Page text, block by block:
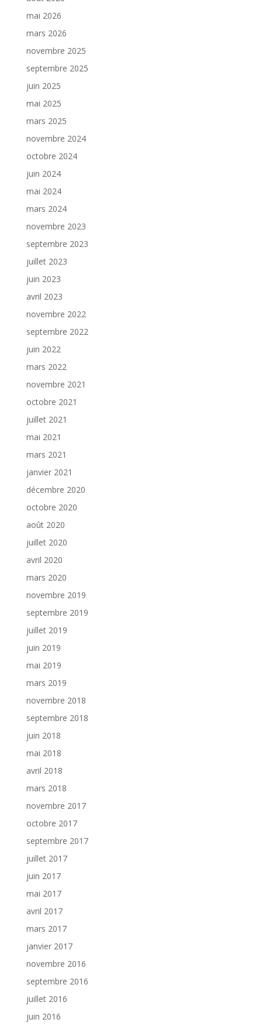
mai 2026
mars 2026
novembre 2025
septembre 2025
juin 2025
mai 2025
mars 2025
novembre 2024
octobre 2024
juin 2024
mai 2024
mars 2024
novembre 2023
septembre 2023
juillet 2023
juin 2023
avril 2023
novembre 2022
septembre 2022
juin 2022
mars 2022
novembre 2021
octobre 2021
juillet 2021
mai 2021
mars 2021
janvier 2021
décembre 2020
octobre 2020
août 2020
juillet 2020
avril 2020
mars 2020
novembre 2019
septembre 2019
juillet 2019
juin 2019
mai 2019
mars 2019
novembre 2018
septembre 2018
juin 2018
mai 2018
avril 2018
mars 2018
novembre 2017
octobre 2017
septembre 2017
juillet 2017
juin 2017
mai 2017
avril 2017
mars 2017
janvier 2017
novembre 2016
septembre 2016
juillet 2016
juin 2016